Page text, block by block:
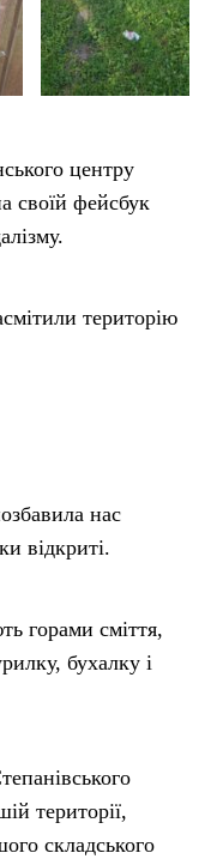
центру
своїй фейсбук
територію
нас
відкриті.
горами сміття,
бухалку і
території,
складського